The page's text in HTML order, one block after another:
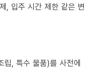
, 입주 시간 제한 같은 변
립, 특수 물품)를 사전에